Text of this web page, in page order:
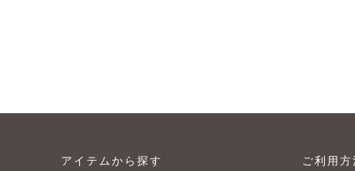
アイテムから探す ご利用